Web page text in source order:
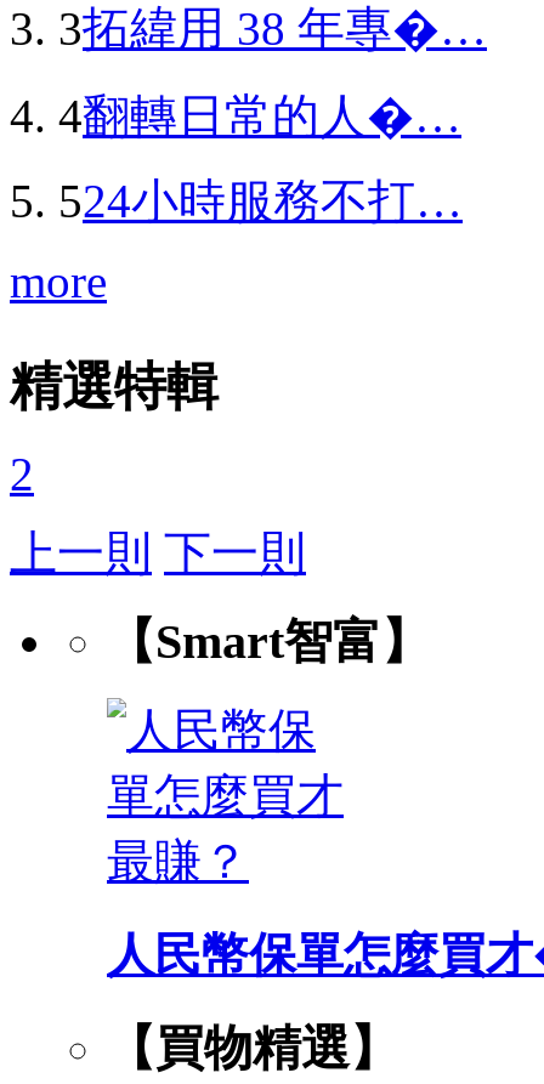
3拓緯用 38 年專�…
4翻轉日常的人�…
524小時服務不打…
more
精選特輯
2
上一則 下一則
【Smart智富】
人民幣保單怎麼買
【買物精選】